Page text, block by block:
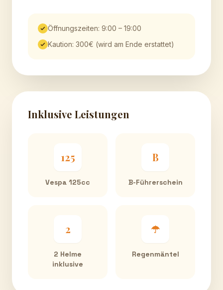
Öffnungszeiten: 9:00 – 19:00
Kaution: 300€ (wird am Ende erstattet)
Inklusive Leistungen
125
Vespa 125cc
B
B-Führerschein
2
2 Helme
inklusive
☂
Regenmäntel